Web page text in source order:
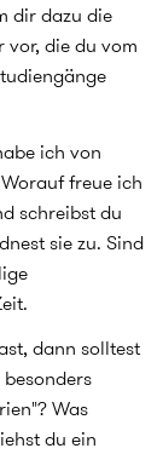
dir dazu die
vor, die du vom
ich von
freue ich
schreibst du
sie zu. Sind
dann solltest
Was
du ein